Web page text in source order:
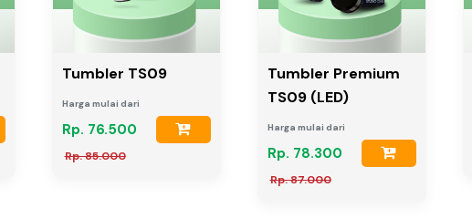
Tumbler TS09
Harga mulai dari
Rp. 76.500
Rp. 85.000
Tumbler Premium
TS09 (LED)
Harga mulai dari
Rp. 78.300
Rp. 87.000